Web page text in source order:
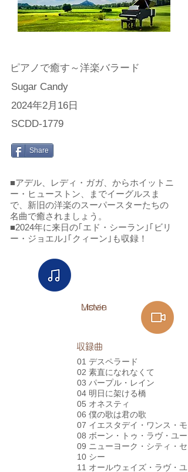
ピアノで癒す～洋楽バラード
Sugar Candy
2024年2月16日
SCDD-1779
Share
■アデル、レディ・ガガ、からホイットニ
ー・ヒューストン、までイーグルスま
で、新旧の洋楽のスーパースターたちの
名曲で癒されましょう。
■2024年に来日の｢エド・シーラン｣｢ビリ
ー・ジョエル｣｢クィーン｣も収録！
Listen​
Movie
​収録曲
01 デスペラード
02 素直になれなくて
03 パープル・レイン
04 明日に架ける橋
05 オネスティ
06 僕の歌は君の歌
07 イエスタデイ・ワンス・モ
08 ボーン・トゥ・ラヴ・ユー
09 ニューヨーク・シティ・セ
10 シー
11 オールウェイズ・ラヴ・ユ